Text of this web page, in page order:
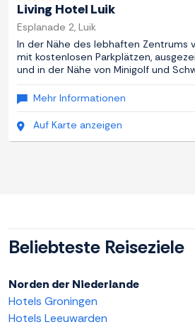
Living Hotel Luik
Esplanade 2, Luik
In der Nähe des lebhaften Zentrums
mit kostenlosen Parkplätzen,
und in der Nähe von Minigolf und
Mehr Informationen
Auf Karte anzeigen
Beliebteste Reiseziele
Norden der Niederlande
Hotels Groningen
Hotels Leeuwarden